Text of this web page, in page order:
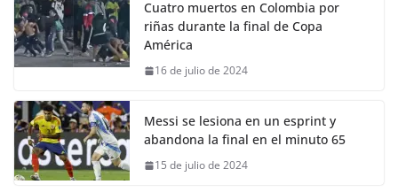
Cuatro muertos en Colombia por
riñas durante la final de Copa
América
16 de julio de 2024
Messi se lesiona en un esprint y
abandona la final en el minuto 65
15 de julio de 2024